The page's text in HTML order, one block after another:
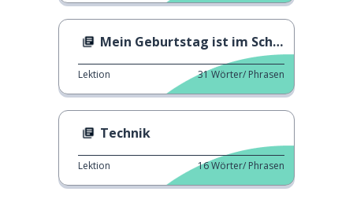
Mein Geburtstag ist im Schaltjahr
Lektion 31Wörter/ Phrasen
Technik
Lektion 16Wörter/ Phrasen